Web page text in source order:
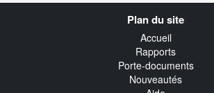
Plan du site
Accueil
Rapports
Porte-documents
Nouveautés